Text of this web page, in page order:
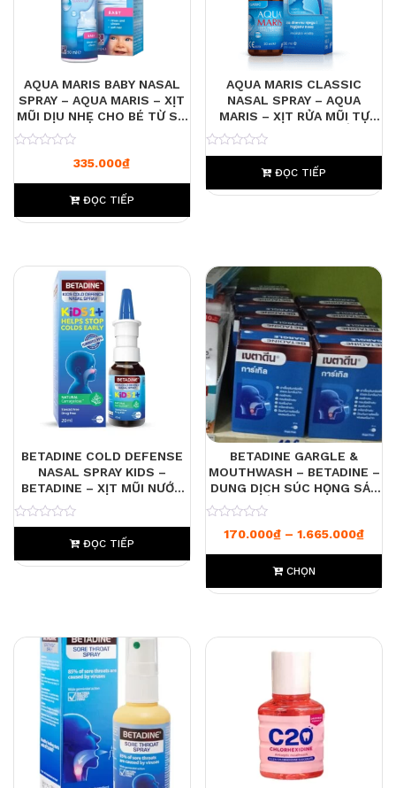
AQUA MARIS BABY NASAL
SPRAY – AQUA MARIS – XỊT
MŨI DỊU NHẸ CHO BÉ TỪ SƠ
SINH, LÀM SẠCH VÀ DƯỠNG
ẨM NIÊM MẠC MŨI
335.000₫
ĐỌC TIẾP
AQUA MARIS CLASSIC
NASAL SPRAY – AQUA
MARIS – XỊT RỬA MŨI TỰ
NHIÊN TỪ NƯỚC BIỂN
ADRIATIC GIÚP LÀM SẠCH
VÀ DƯỠNG ẨM NIÊM MẠC
MŨI
0
ĐỌC TIẾP
BETADINE COLD DEFENSE
NASAL SPRAY KIDS –
BETADINE – XỊT MŨI NƯỚC
MUỐI SINH LÝ GIÚP NGĂN
NGỪA CẢM LẠNH, VIRUS,
DÙNG CHO TRẺ TỪ 1 TUỔI
TRỞ LÊN
0
ĐỌC TIẾP
BETADINE GARGLE &
MOUTHWASH – BETADINE –
DUNG DỊCH SÚC HỌNG SÁT
KHUẨN – THÁI LAN
170.000₫ – 1.665.000₫
CHỌN